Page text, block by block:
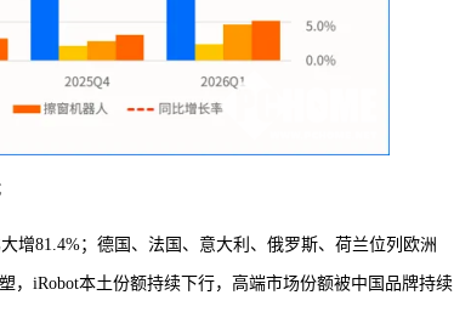
增81.4%；德国、法国、意大利、俄罗斯、荷兰位列欧洲
，iRobot本土份额持续下行，高端市场份额被中国品牌持续